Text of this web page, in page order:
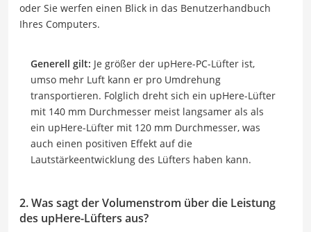
oder Sie werfen einen Blick in das Benutzerhandbuch
Ihres Computers.
Generell gilt: Je größer der upHere-PC-Lüfter ist,
umso mehr Luft kann er pro Umdrehung
transportieren. Folglich dreht sich ein upHere-Lüfter
mit 140 mm Durchmesser meist langsamer als als
ein upHere-Lüfter mit 120 mm Durchmesser, was
auch einen positiven Effekt auf die
Lautstärkeentwicklung des Lüfters haben kann.
2. Was sagt der Volumenstrom über die Leistung
des upHere-Lüfters aus?